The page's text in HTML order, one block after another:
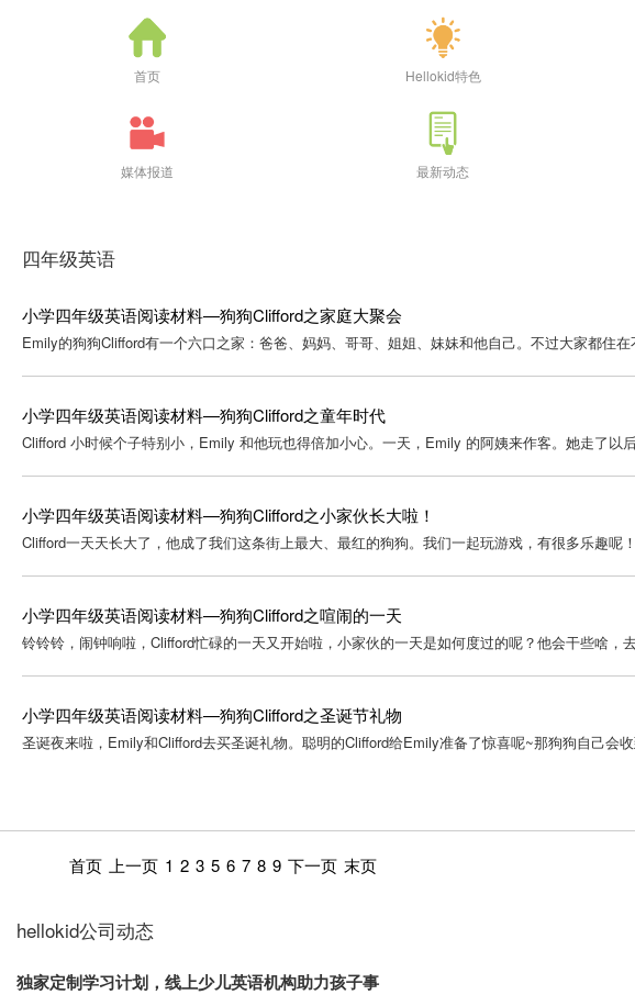
首页 Hellokid特色
媒体报道 最新动态
四年级英语
小学四年级英语阅读材料—狗狗Clifford之家庭大聚会
Emily的狗狗Clifford有一个六口之家：爸爸、妈妈、哥哥、姐姐、妹妹和他自己。不过大家都住
小学四年级英语阅读材料—狗狗Clifford之童年时代
Clifford 小时候个子特别小，Emily 和他玩也得倍加小心。一天，Emily 的阿姨来作客。她走了以
小学四年级英语阅读材料—狗狗Clifford之小家伙长大啦！
Clifford一天天长大了，他成了我们这条街上最大、最红的狗狗。我们一起玩游戏，有很多乐趣
小学四年级英语阅读材料—狗狗Clifford之喧闹的一天
铃铃铃，闹钟响啦，Clifford忙碌的一天又开始啦，小家伙的一天是如何度过的呢？他会干些啥
小学四年级英语阅读材料—狗狗Clifford之圣诞节礼物
圣诞夜来啦，Emily和Clifford去买圣诞礼物。聪明的Clifford给Emily准备了惊喜呢~那狗狗自己会
首页 上一页 1 2 3 5 6 7 8 9 下一页 末页
hellokid公司动态
独家定制学习计划，线上少儿英语机构助力孩子事